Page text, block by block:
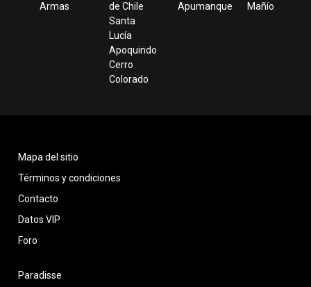
Armas
de Chile
Santa
Lucía
Apoquindo
Cerro
Colorado
Apumanque
Mañío
Paradisse
Mapa del sitio
Términos y condiciones
Contacto
Datos VIP
Foro